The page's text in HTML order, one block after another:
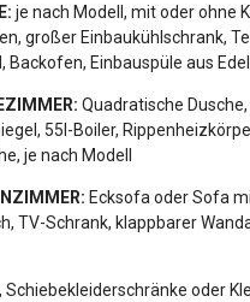
je nach Modell, mit oder ohne
großer Einbaukühlschrank,
Backofen, Einbauspüle aus
Quadratische
55l-Boiler,
je nach Modell
Ecksofa oder Sofa
TV-Schrank, klappbarer
Schiebekleiderschränke oder